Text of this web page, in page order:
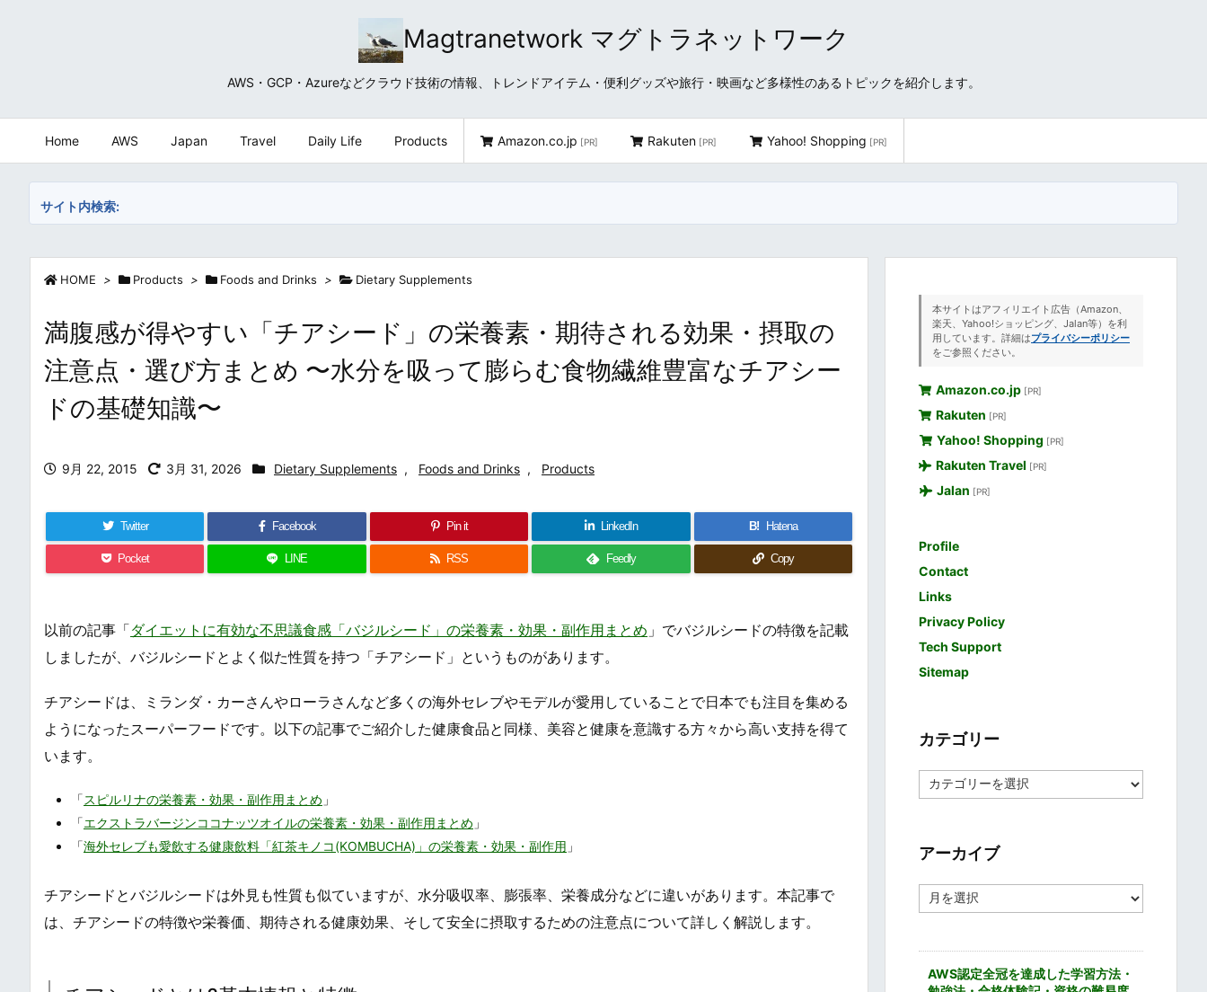
Magtranetwork マグトラネットワーク
AWS・GCP・Azureなどクラウド技術の情報、トレンドアイテム・便利グッズや旅行・映画など多様性のあるトピックを紹介します。
Home AWS Japan Travel Daily Life Products Amazon.co.jp [PR] Rakuten [PR] Yahoo! Shopping [PR]
サイト内検索:
HOME > Products > Foods and Drinks > Dietary Supplements
満腹感が得やすい「チアシード」の栄養素・期待される効果・摂取の
注意点・選び方まとめ 〜水分を吸って膨らむ食物繊維豊富なチアシー
ドの基礎知識〜
9月 22, 2015 3月 31, 2026 Dietary Supplements , Foods and Drinks , Products
Twitter Facebook Pin it LinkedIn B! Hatena
Pocket LINE RSS Feedly Copy
以前の記事「ダイエットに有効な不思議食感「バジルシード」の栄養素・効果・副作用まとめ 」でバジルシードの特徴を記載
しましたが、バジルシードとよく似た性質を持つ「チアシード」というものがあります。
チアシードは、ミランダ・カーさんやローラさんなど多くの海外セレブやモデルが愛用していることで日本でも注目を集める
ようになったスーパーフードです。以下の記事でご紹介した健康食品と同様、美容と健康を意識する方々から高い支持を得て
います。
「スピルリナの栄養素・効果・副作用まとめ 」
「エクストラバージンココナッツオイルの栄養素・効果・副作用まとめ 」
「海外セレブも愛飲する健康飲料「紅茶キノコ(KOMBUCHA)」の栄養素・効果・副作用 」
チアシードとバジルシードは外見も性質も似ていますが、水分吸収率、膨張率、栄養成分などに違いがあります。本記事で
は、チアシードの特徴や栄養価、期待される健康効果、そして安全に摂取するための注意点について詳しく解説します。
本サイトはアフィリエイト広告（Amazon、
楽天、Yahoo!ショッピング、Jalan等）を利
用しています。詳細はプライバシーポリシー
をご参照ください。
Amazon.co.jp [PR]
Rakuten [PR]
Yahoo! Shopping [PR]
Rakuten Travel [PR]
Jalan [PR]
Profile
Contact
Links
Privacy Policy
Tech Support
Sitemap
カテゴリー
テ
ー
アーカイブ
ー
AWS認定全冠を達成した学習方法・